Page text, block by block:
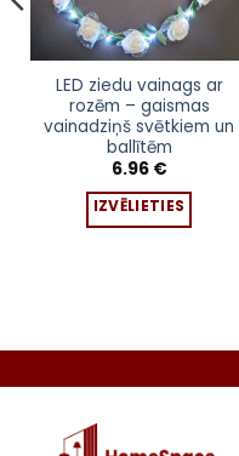
LED ziedu vainags ar
rozēm – gaismas
vainadziņš svētkiem un
ballītēm
6.96 €
IZVĒLIETIES
This
product
has
product